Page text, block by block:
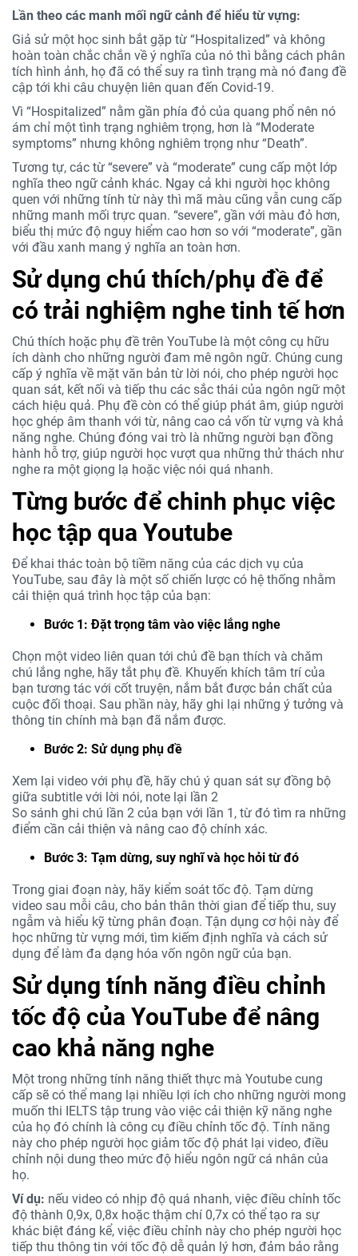
Lần theo các manh mối ngữ cảnh để hiểu từ vựng:
Giả sử một học sinh bắt gặp từ “Hospitalized” và không
hoàn toàn chắc chắn về ý nghĩa của nó thì bằng cách phân
tích hình ảnh, họ đã có thể suy ra tình trạng mà nó đang đề
cập tới khi câu chuyện liên quan đến Covid-19.
Vì “Hospitalized” nằm gần phía đỏ của quang phổ nên nó
ám chỉ một tình trạng nghiêm trọng, hơn là “Moderate
symptoms” nhưng không nghiêm trọng như “Death”.
Tương tự, các từ “severe” và “moderate” cung cấp một lớp
nghĩa theo ngữ cảnh khác. Ngay cả khi người học không
quen với những tính từ này thì mã màu cũng vẫn cung cấp
những manh mối trực quan. “severe”, gần với màu đỏ hơn,
biểu thị mức độ nguy hiểm cao hơn so với “moderate”, gần
với đầu xanh mang ý nghĩa an toàn hơn.
Sử dụng chú thích/phụ đề để
có trải nghiệm nghe tinh tế hơn
Chú thích hoặc phụ đề trên YouTube là một công cụ hữu
ích dành cho những người đam mê ngôn ngữ. Chúng cung
cấp ý nghĩa về mặt văn bản từ lời nói, cho phép người học
quan sát, kết nối và tiếp thu các sắc thái của ngôn ngữ một
cách hiệu quả. Phụ đề còn có thể giúp phát âm, giúp người
học ghép âm thanh với từ, nâng cao cả vốn từ vựng và khả
năng nghe. Chúng đóng vai trò là những người bạn đồng
hành hỗ trợ, giúp người học vượt qua những thử thách như
nghe ra một giọng lạ hoặc việc nói quá nhanh.
Từng bước để chinh phục việc
học tập qua Youtube
Để khai thác toàn bộ tiềm năng của các dịch vụ của
YouTube, sau đây là một số chiến lược có hệ thống nhằm
cải thiện quá trình học tập của bạn:
Bước 1: Đặt trọng tâm vào việc lắng nghe
Chọn một video liên quan tới chủ đề bạn thích và chăm
chú lắng nghe, hãy tắt phụ đề. Khuyến khích tâm trí của
bạn tương tác với cốt truyện, nắm bắt được bản chất của
cuộc đối thoại. Sau phần này, hãy ghi lại những ý tưởng và
thông tin chính mà bạn đã nắm được.
Bước 2: Sử dụng phụ đề
Xem lại video với phụ đề, hãy chú ý quan sát sự đồng bộ
giữa subtitle với lời nói, note lại lần 2
So sánh ghi chú lần 2 của bạn với lần 1, từ đó tìm ra những
điểm cần cải thiện và nâng cao độ chính xác.
Bước 3: Tạm dừng, suy nghĩ và học hỏi từ đó
Trong giai đoạn này, hãy kiểm soát tốc độ. Tạm dừng
video sau mỗi câu, cho bản thân thời gian để tiếp thu, suy
ngẫm và hiểu kỹ từng phân đoạn. Tận dụng cơ hội này để
học những từ vựng mới, tìm kiếm định nghĩa và cách sử
dụng để làm đa dạng hóa vốn ngôn ngữ của bạn.
Sử dụng tính năng điều chỉnh
tốc độ của YouTube để nâng
cao khả năng nghe
Một trong những tính năng thiết thực mà Youtube cung
cấp sẽ có thể mang lại nhiều lợi ích cho những người mong
muốn thi IELTS tập trung vào việc cải thiện kỹ năng nghe
của họ đó chính là công cụ điều chỉnh tốc độ. Tính năng
này cho phép người học giảm tốc độ phát lại video, điều
chỉnh nội dung theo mức độ hiểu ngôn ngữ cá nhân của
họ.
Ví dụ: nếu video có nhịp độ quá nhanh, việc điều chỉnh tốc
độ thành 0,9x, 0,8x hoặc thậm chí 0,7x có thể tạo ra sự
khác biệt đáng kể, việc điều chỉnh này cho phép người học
tiếp thu thông tin với tốc độ dễ quản lý hơn, đảm bảo rằng